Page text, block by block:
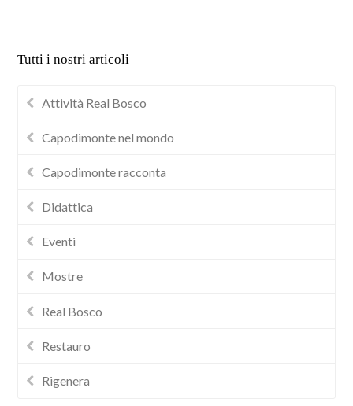
Tutti i nostri articoli
Attività Real Bosco
Capodimonte nel mondo
Capodimonte racconta
Didattica
Eventi
Mostre
Real Bosco
Restauro
Rigenera